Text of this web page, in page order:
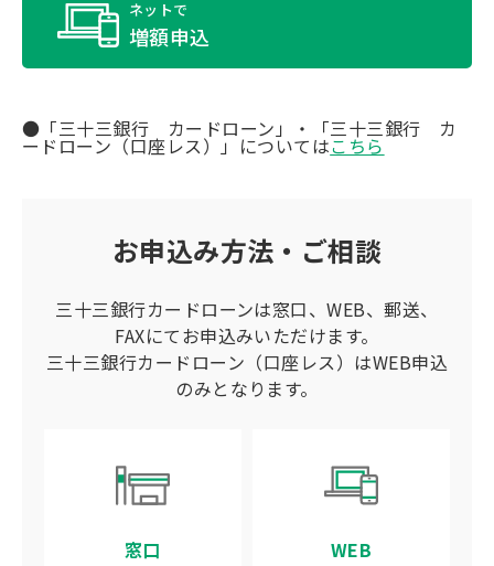
ネットで
増額申込
●「三十三銀行 カードローン」・「三十三銀行 カ
ードローン（口座レス）」についてはこちら
お申込み方法・ご相談
三十三銀行カードローンは窓口、WEB、郵送、
FAXにてお申込みいただけます。
三十三銀行カードローン（口座レス）はWEB申込
のみとなります。
窓口 WEB